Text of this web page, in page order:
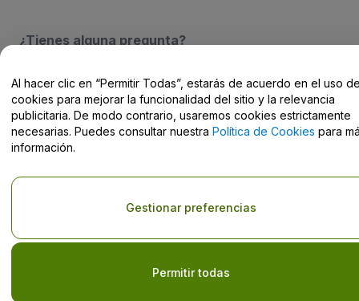
¿Tienes alguna pregunta?
Centro de Ayuda / Contacto
Derechos reservados © viagogo Entertainment Inc 2026 Datos de
Política de Privacidad, de laPolítica de Cookies
No compartir mi información personal ni tus opciones de
Al hacer clic en “Permitir Todas”, estarás de acuerdo en el uso
cookies para mejorar la funcionalidad del sitio y la relevancia
publicitaria. De modo contrario, usaremos cookies estrictamente
necesarias. Puedes consultar nuestra Política de Cookies para
información.
Permitir todas
Gestionar preferencias